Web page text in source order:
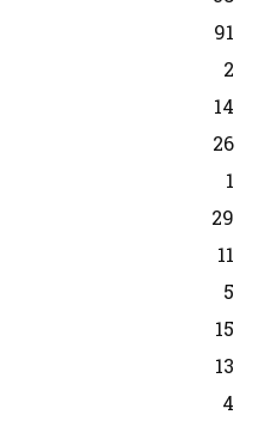
91
2
14
26
1
29
11
5
15
13
4